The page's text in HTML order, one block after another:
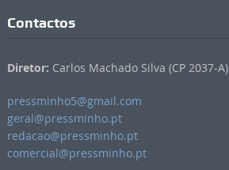
Contactos
Diretor: Carlos Machado Silva (CP 2037-A)
pressminho5@gmail.com
geral@pressminho.pt
redacao@pressminho.pt
comercial@pressminho.pt